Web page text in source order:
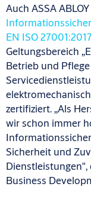
Auch ASSA
EN ISO
Geltungsbereich „E
Betrieb und
Servicedienstleis
zertifiziert.„Als
wir schon immer
Sicherheit und
Business